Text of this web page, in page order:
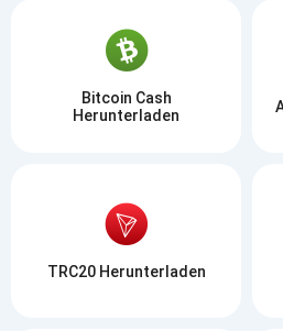
Bitcoin Cash
Herunterladen
TRC20 Herunterladen